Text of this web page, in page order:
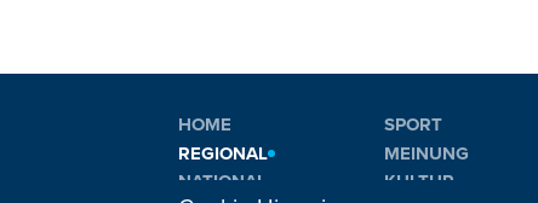
HOME
REGIONAL
NATIONAL
SPORT
MEINUNG
KULTUR